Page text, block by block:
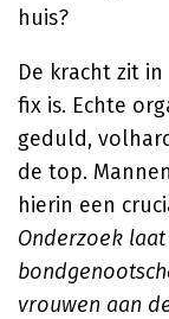
huis?
De kracht zit
fix is. Echte
geduld,
de top.
hierin een
Onderzoek
vrouwen aan